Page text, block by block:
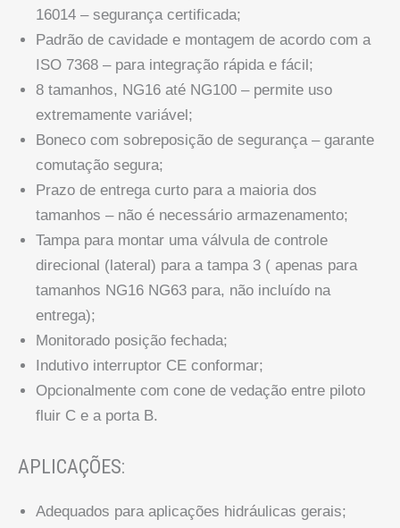
16014 – segurança certificada;
Padrão de cavidade e montagem de acordo com a
ISO 7368 – para integração rápida e fácil;
8 tamanhos, NG16 até NG100 – permite uso
extremamente variável;
Boneco com sobreposição de segurança – garante
comutação segura;
Prazo de entrega curto para a maioria dos
tamanhos – não é necessário armazenamento;
Tampa para montar uma válvula de controle
direcional (lateral) para a tampa 3 ( apenas para
tamanhos NG16 NG63 para, não incluído na
entrega);
Monitorado posição fechada;
Indutivo interruptor CE conformar;
Opcionalmente com cone de vedação entre piloto
fluir C e a porta B.
APLICAÇÕES:
Adequados para aplicações hidráulicas gerais;